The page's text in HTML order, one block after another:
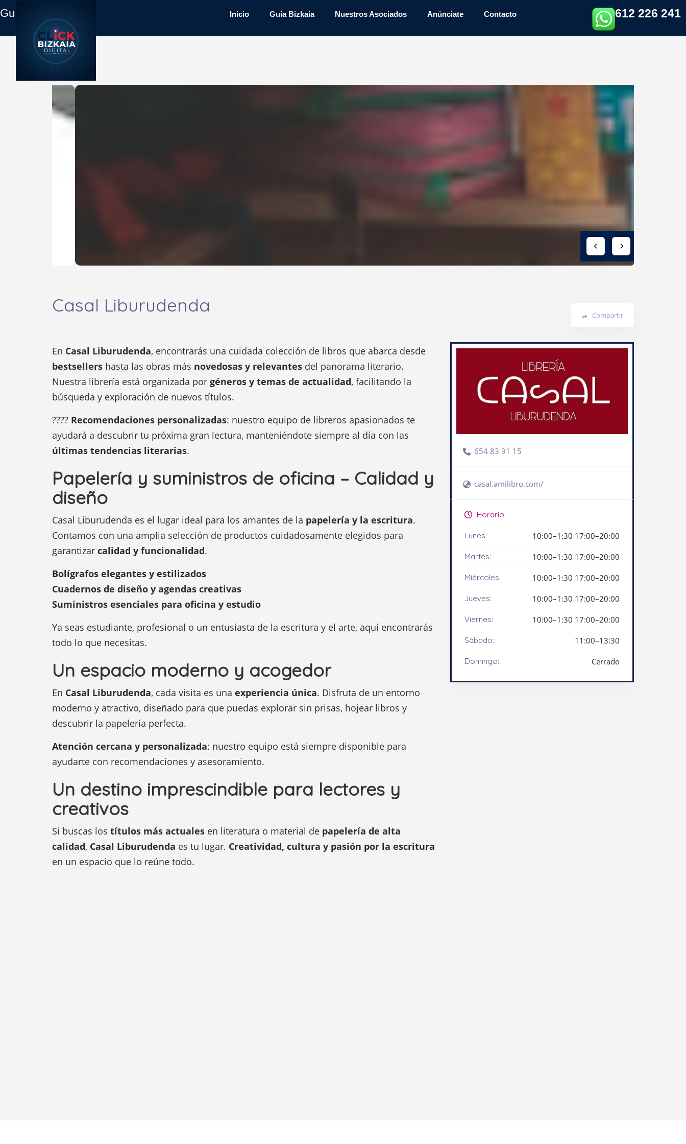
Guía Empresas Inicio Guía Bizkaia Nuestros Asociados Anúnciate Contacto 612 226 241
Casal Liburudenda Compartir
En Casal Liburudenda, encontrarás una cuidada colección de libros que abarca desde
bestsellers hasta las obras más novedosas y relevantes del panorama literario.
Nuestra librería está organizada por géneros y temas de actualidad, facilitando la
búsqueda y exploración de nuevos títulos.
???? Recomendaciones personalizadas: nuestro equipo de libreros apasionados te
ayudará a descubrir tu próxima gran lectura, manteniéndote siempre al día con las
últimas tendencias literarias.
Papelería y suministros de oficina – Calidad y
diseño
Casal Liburudenda es el lugar ideal para los amantes de la papelería y la escritura.
Contamos con una amplia selección de productos cuidadosamente elegidos para
garantizar calidad y funcionalidad.
Bolígrafos elegantes y estilizados
Cuadernos de diseño y agendas creativas
Suministros esenciales para oficina y estudio
Ya seas estudiante, profesional o un entusiasta de la escritura y el arte, aquí encontrarás
todo lo que necesitas.
Un espacio moderno y acogedor
En Casal Liburudenda, cada visita es una experiencia única. Disfruta de un entorno
moderno y atractivo, diseñado para que puedas explorar sin prisas, hojear libros y
descubrir la papelería perfecta.
Atención cercana y personalizada: nuestro equipo está siempre disponible para
ayudarte con recomendaciones y asesoramiento.
Un destino imprescindible para lectores y
creativos
Si buscas los títulos más actuales en literatura o material de papelería de alta
calidad, Casal Liburudenda es tu lugar. Creatividad, cultura y pasión por la escritura
en un espacio que lo reúne todo.
654 83 91 15
casal.amilibro.com/
Horario:
Lunes: 10:00–1:30 17:00–20:00
Martes: 10:00–1:30 17:00–20:00
Miércoles: 10:00–1:30 17:00–20:00
Jueves: 10:00–1:30 17:00–20:00
Viernes: 10:00–1:30 17:00–20:00
Sábado: 11:00–13:30
Domingo: Cerrado